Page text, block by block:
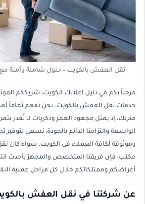
نقل العفش بالكويت – حلول شاملة وآمنة مع
مرحباً بكم في دليل اعلانك الكويت، شريككم
خدمات نقل العفش بالكويت. نحن نفهم تماماً
منزلك، إذ يمثل مجهود العمر وذكريات لا تُقدر
الواسعة والتزامنا الدائم بالجودة، نسعى
وموثوقة لكافة العملاء في الكويت. سواء كان
مكتب، فإن فريقنا المتخصص والمجهز بأحدث
أغراضكم وممتلكاتكم خلال كل مراحل عملية
عن شركتنا في نقل العفش